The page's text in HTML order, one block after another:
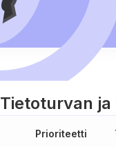
Tietoturvan
Prioriteetti